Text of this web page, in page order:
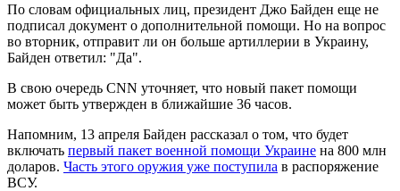
По словам официальных лиц, президент Джо Байден еще не
подписал документ о дополнительной помощи. Но на вопрос
во вторник, отправит ли он больше артиллерии в Украину,
Байден ответил: "Да".
В свою очередь CNN уточняет, что новый пакет помощи
может быть утвержден в ближайшие 36 часов.
Напомним, 13 апреля Байден рассказал о том, что будет
включать первый пакет военной помощи Украине на 800 млн
доларов. Часть этого оружия уже поступила в распоряжение
ВСУ.